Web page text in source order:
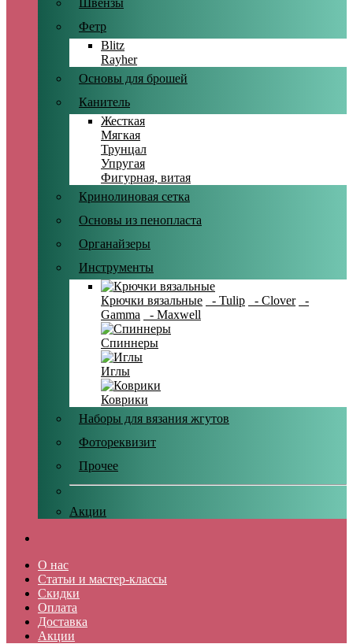
Швензы
Фетр
Blitz
Rayher
Основы для брошей
Канитель
Жесткая
Мягкая
Трунцал
Упругая
Фигурная, витая
Кринолиновая сетка
Основы из пенопласта
Органайзеры
Инструменты
Крючки вязальные - Tulip - Clover
-
Gamma
- Maxwell
Спиннеры
Иглы
Коврики
Наборы для вязания жгутов
Фотореквизит
Прочее
Акции
О нас
Статьи и мастер-классы
Скидки
Оплата
Доставка
Акции